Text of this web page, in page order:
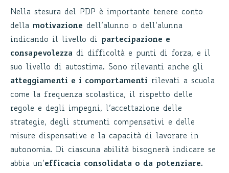
Nella stesura del PDP è importante tenere conto
della motivazione dell’alunno o dell’alunna
indicando il livello di
partecipazione e
consapevolezza di difficoltà e punti di forza, e il
suo livello di autostima. Sono rilevanti anche gli
atteggiamenti e i comportamenti rilevati a scuola
come la frequenza scolastica, il rispetto delle
regole e degli impegni, l’accettazione delle
strategie, degli strumenti compensativi e delle
misure dispensative e la capacità di lavorare in
autonomia. Di ciascuna abilità bisognerà indicare se
abbia un’efficacia consolidata o da potenziare.